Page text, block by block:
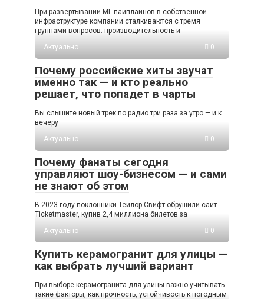
При развёртывании ML-пайплайнов в собственной
инфраструктуре компании сталкиваются с тремя
группами вопросов: производительность и
Актуально
0
Почему российские хиты звучат
именно так — и кто реально
решает, что попадет в чарты
Вы слышите новый трек по радио три раза за утро — и к
вечеру
Актуально
0
Почему фанаты сегодня
управляют шоу-бизнесом — и сами
не знают об этом
В 2023 году поклонники Тейлор Свифт обрушили сайт
Ticketmaster, купив 2,4 миллиона билетов за
Актуально
0
Купить керамогранит для улицы —
как выбрать лучший вариант
При выборе керамогранита для улицы важно учитывать
такие факторы, как прочность, устойчивость к погодным